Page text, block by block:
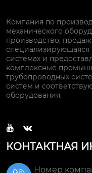
Компания по
механического
производство,
системах и
комплексные
трубопроводных
систем и
оборудования.
 
КОНТАКТНАЯ
Номер